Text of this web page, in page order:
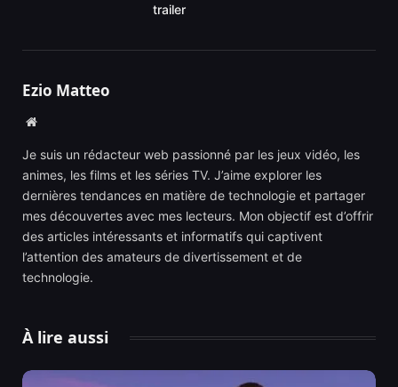
trailer
Ezio Matteo
Website
Je suis un rédacteur web passionné par les jeux vidéo, les
animes, les films et les séries TV. J’aime explorer les
dernières tendances en matière de technologie et partager
mes découvertes avec mes lecteurs. Mon objectif est d’offrir
des articles intéressants et informatifs qui captivent
l’attention des amateurs de divertissement et de
technologie.
À lire aussi